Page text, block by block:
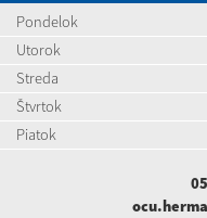
Pondelok
Utorok
Streda
Štvrtok
Piatok